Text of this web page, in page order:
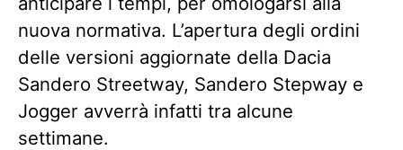
nuova normativa. L’apertura degli ordini
delle versioni aggiornate della Dacia
Sandero Streetway, Sandero Stepway e
Jogger avverrà infatti tra alcune
settimane.